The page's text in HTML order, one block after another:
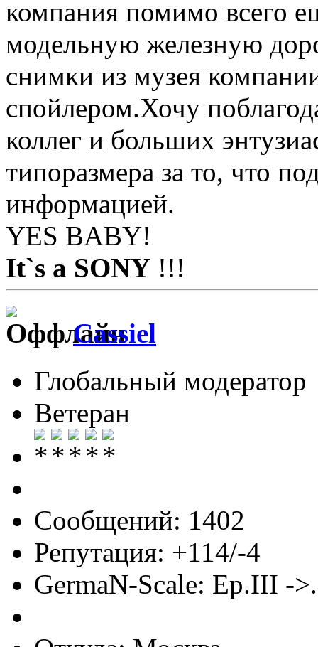
компания помимо всего
модельную железную
снимки из музея
спойлером.Хочу
коллег и больших
типоразмера за то, что
информацией.
YES BABY!
It`s a SONY !!!
Cassiel
Глобальный модератор
Ветеран
Сообщений: 1402
Репутация: +114/-4
GermaN-Scale: Ep.III -